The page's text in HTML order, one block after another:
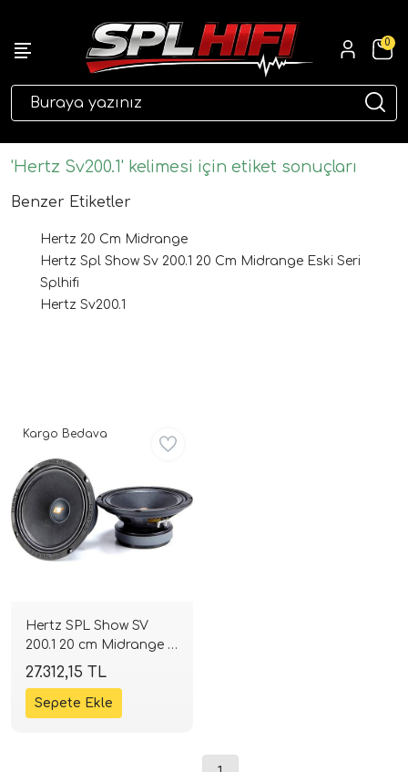
0
'Hertz Sv200.1' kelimesi için etiket sonuçları
Benzer Etiketler
Hertz 20 Cm Midrange
Hertz Spl Show Sv 200.1 20 Cm Midrange Eski Seri
Splhifi
Hertz Sv200.1
Hertz SPL Show SV
200.1 20 cm Midrange |
500W 4 Ohm | SPLHIFI
27.312,15 TL
Kargo Bedava